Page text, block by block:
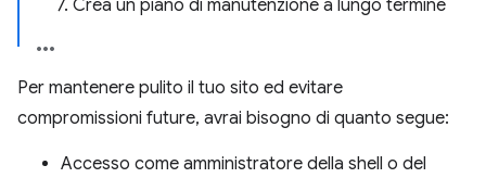
7. Crea un piano di manutenzione a lungo termine
Per mantenere pulito il tuo sito ed evitare
compromissioni future, avrai bisogno di quanto segue:
Accesso come amministratore della shell o del